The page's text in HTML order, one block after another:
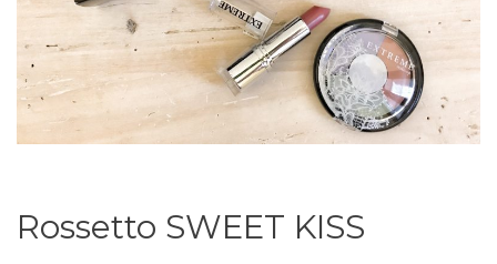
Rossetto SWEET KISS